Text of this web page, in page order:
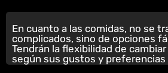
En cuanto a las comidas, no se
complicados, sino de opciones
Tendrán la flexibilidad de
según sus gustos y preferencias